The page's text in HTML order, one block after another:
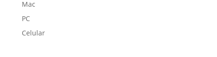
Mac
PC
Celular